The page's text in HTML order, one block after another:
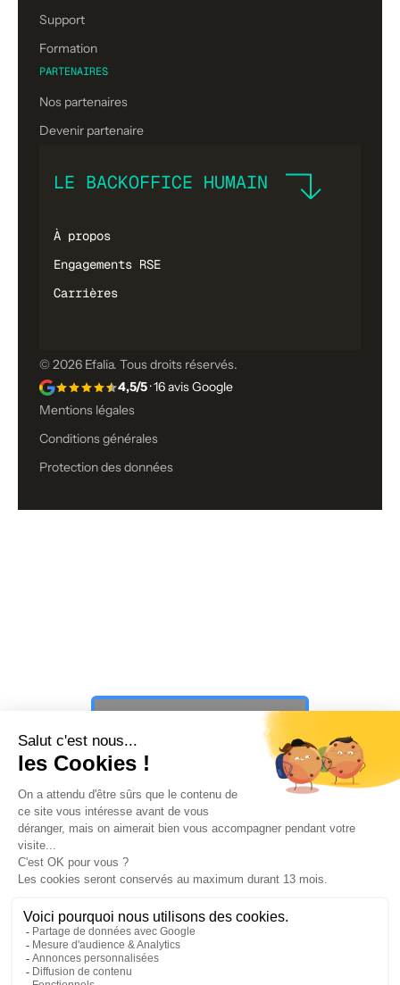
Support
Formation
PARTENAIRES
Nos partenaires
Devenir partenaire
LE BACKOFFICE HUMAIN
À propos
Engagements RSE
Carrières
© 2026 Efalia. Tous droits réservés.
4,5/5· 16 avis Google
Mentions légales
Conditions générales
Protection des données
PAUSE ☕️
PLAY